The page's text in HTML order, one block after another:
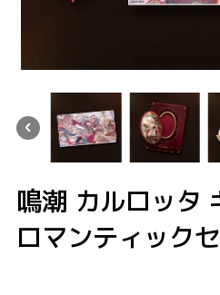
鳴潮 カルロッタ
ロマンティック